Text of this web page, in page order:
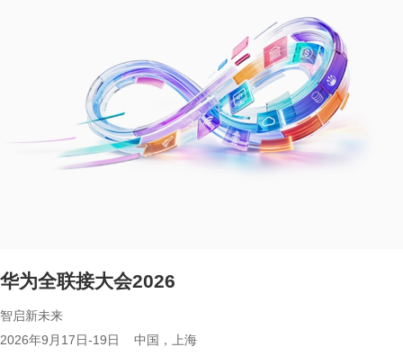
华为全联接大会2026
智启新未来
2026年9月17日-19日 中国，上海